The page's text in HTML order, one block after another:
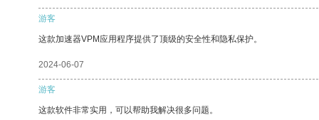
游客
这款加速器VPM应用程序提供了顶级的安全性和隐私保护。
2024-06-07
游客
这款软件非常实用，可以帮助我解决很多问题。